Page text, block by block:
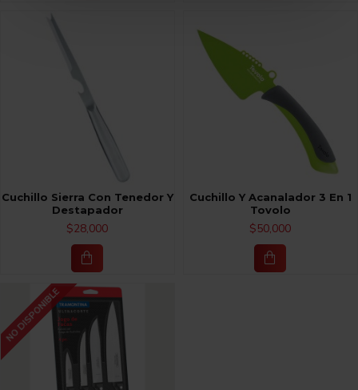
Cuchillo Sierra Con Tenedor Y
Destapador
$28,000
Cuchillo Y Acanalador 3 En 1
Tovolo
$50,000
NO DISPONIBLE